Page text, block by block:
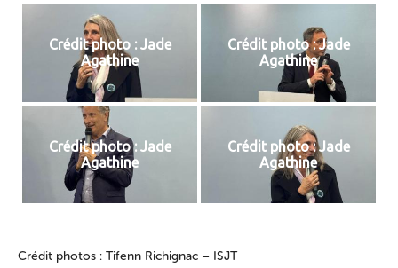
Crédit photo : Jade
Agathine
Crédit photo : Jade
Agathine
Crédit photo : Jade
Agathine
Crédit photo : Jade
Agathine
Crédit photos : Tifenn Richignac – ISJT